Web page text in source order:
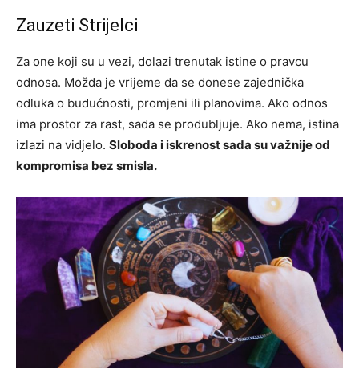
Zauzeti Strijelci
Za one koji su u vezi, dolazi trenutak istine o pravcu
odnosa. Možda je vrijeme da se donese zajednička
odluka o budućnosti, promjeni ili planovima. Ako odnos
ima prostor za rast, sada se produbljuje. Ako nema, istina
izlazi na vidjelo. Sloboda i iskrenost sada su važnije od
kompromisa bez smisla.